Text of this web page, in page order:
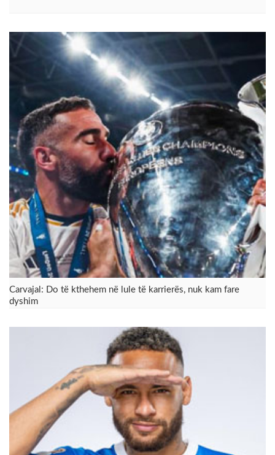
Carvajal: Do të kthehem në lule të karrierës, nuk kam fare
dyshim